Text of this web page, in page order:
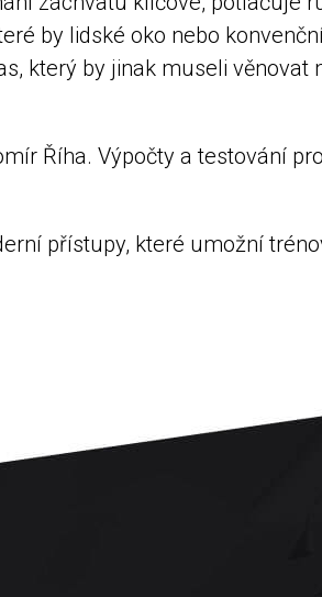
by lidské oko nebo
který by jinak museli věnovat
Říha. Výpočty a testování
přístupy, které umožní